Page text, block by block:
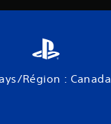
Région : Canada